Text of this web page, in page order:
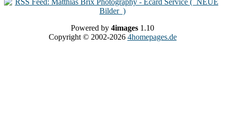
Powered by 4images 1.10
Copyright © 2002-2026 4homepages.de